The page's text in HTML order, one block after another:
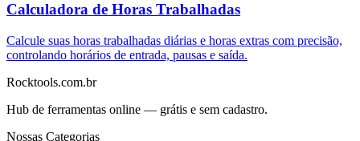
Calculadora de Horas Trabalhadas
Calcule suas horas trabalhadas diárias e horas extras com precisão,
controlando horários de entrada, pausas e saída.
Rocktools.com.br
Hub de ferramentas online — grátis e sem cadastro.
Nossas Categorias